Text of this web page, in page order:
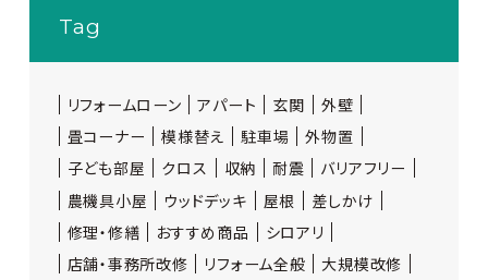
Tag
リフォームローン アパート 玄関
外壁
畳コーナー
模様替え 駐車場
外物置
子ども部屋
クロス 収納 耐震
バリアフリー
農機具小屋
ウッドデッキ 屋根
差しかけ
修理・修繕
おすすめ商品
シロアリ
店舗・事務所改修
リフォーム全般
大規模改修